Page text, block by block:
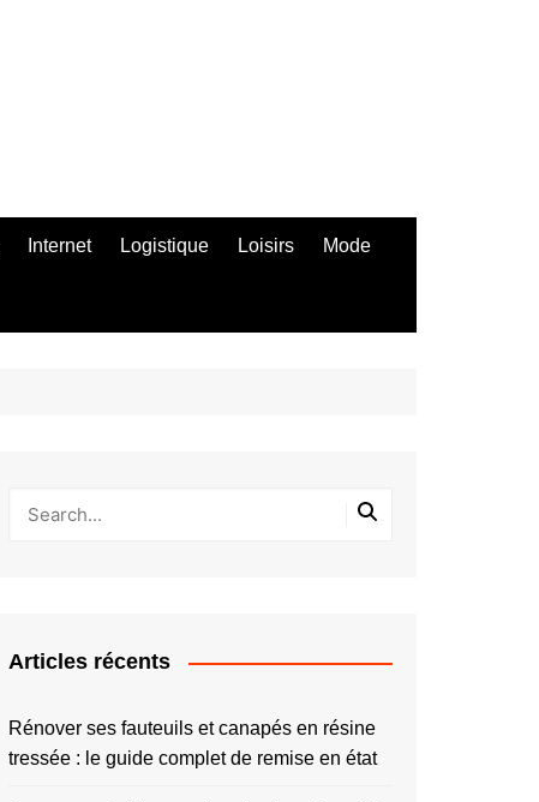
Internet Logistique Loisirs Mode
Articles récents
Rénover ses fauteuils et canapés en résine
tressée : le guide complet de remise en état